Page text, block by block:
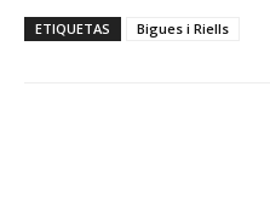
ETIQUETAS Bigues i Riells